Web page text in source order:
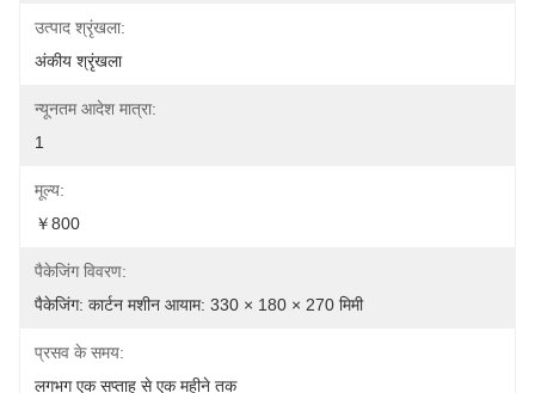
उत्पाद श्रृंखला:
अंकीय श्रृंखला
न्यूनतम आदेश मात्रा:
1
मूल्य:
￥800
पैकेजिंग विवरण:
पैकेजिंग: कार्टन मशीन आयाम: 330 × 180 × 270 मिमी
प्रसव के समय:
लगभग एक सप्ताह से एक महीने तक